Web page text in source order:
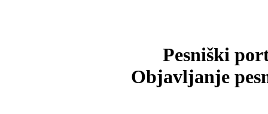
Pesniški
Objavljanje